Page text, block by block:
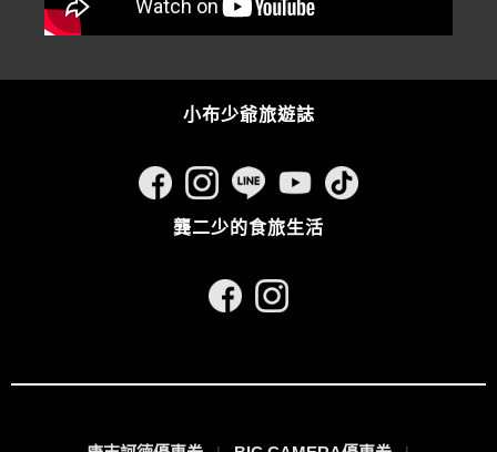
小布少爺旅遊誌
龔二少的食旅生活